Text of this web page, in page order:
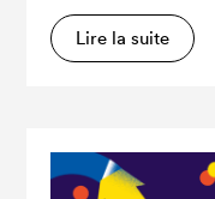
Lire la suite